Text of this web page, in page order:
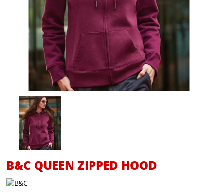
B&C QUEEN ZIPPED HOOD